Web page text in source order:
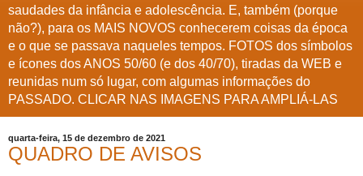
saudades da infância e adolescência. E, também (porque
não?), para os MAIS NOVOS conhecerem coisas da época
e o que se passava naqueles tempos. FOTOS dos símbolos
e ícones dos ANOS 50/60 (e dos 40/70), tiradas da WEB e
reunidas num só lugar, com algumas informações do
PASSADO. CLICAR NAS IMAGENS PARA AMPLIÁ-LAS
quarta-feira, 15 de dezembro de 2021
QUADRO DE AVISOS